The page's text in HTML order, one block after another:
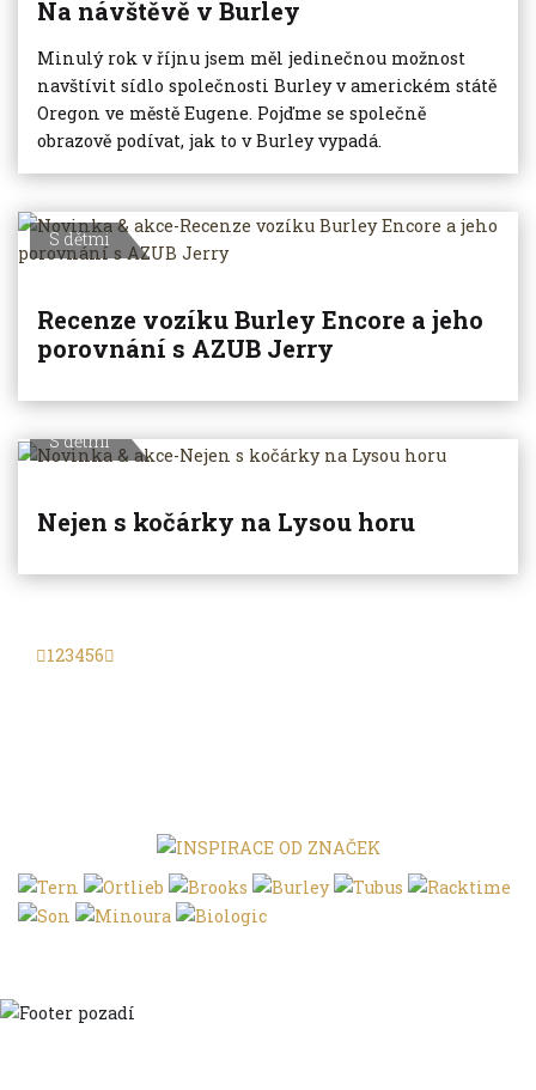
Na návštěvě v Burley
Minulý rok v říjnu jsem měl jedinečnou možnost
navštívit sídlo společnosti Burley v americkém státě
Oregon ve městě Eugene. Pojďme se společně
obrazově podívat, jak to v Burley vypadá.
S dětmi
Recenze vozíku Burley Encore a jeho
porovnání s AZUB Jerry
S dětmi
Nejen s kočárky na Lysou horu
123456